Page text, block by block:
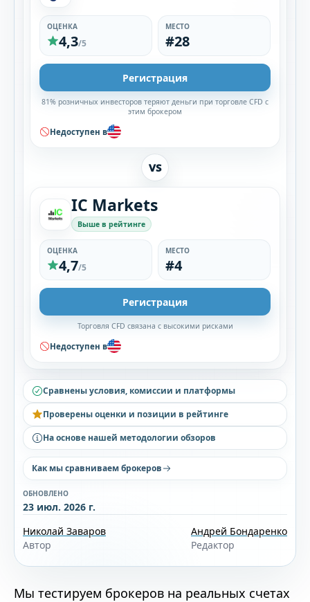
ОЦЕНКА
4,3/5
МЕСТО
#28
Регистрация
81% розничных инвесторов теряют деньги при торговле CFD с
этим брокером
Недоступен в
VS
IC Markets
Выше в рейтинге
ОЦЕНКА
4,7/5
МЕСТО
#4
Регистрация
Торговля CFD связана с высокими рисками
Недоступен в
Сравнены условия, комиссии и платформы
Проверены оценки и позиции в рейтинге
На основе нашей методологии обзоров
Как мы сравниваем брокеров
ОБНОВЛЕНО
23 июл. 2026 г.
Николай Заваров
Автор
Андрей Бондаренко
Редактор
Мы тестируем брокеров на реальных счетах